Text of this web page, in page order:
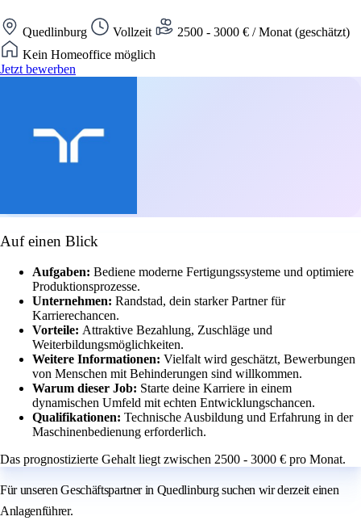
Quedlinburg Vollzeit
2500 - 3000 € / Monat (geschätzt)
Kein Homeoffice möglich
Jetzt bewerben
Auf einen Blick
Aufgaben: Bediene moderne Fertigungssysteme und optimiere
Produktionsprozesse.
Unternehmen: Randstad, dein starker Partner für
Karrierechancen.
Vorteile: Attraktive Bezahlung, Zuschläge und
Weiterbildungsmöglichkeiten.
Weitere Informationen: Vielfalt wird geschätzt, Bewerbungen
von Menschen mit Behinderungen sind willkommen.
Warum dieser Job: Starte deine Karriere in einem
dynamischen Umfeld mit echten Entwicklungschancen.
Qualifikationen: Technische Ausbildung und Erfahrung in der
Maschinenbedienung erforderlich.
Das prognostizierte Gehalt liegt zwischen 2500 - 3000 € pro Monat.
Für unseren Geschäftspartner in Quedlinburg suchen wir derzeit einen
Anlagenführer.